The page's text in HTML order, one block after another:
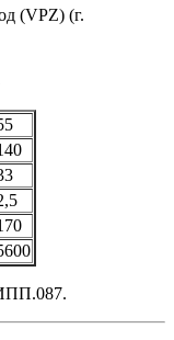
(VPZ) (г.